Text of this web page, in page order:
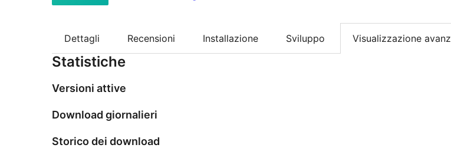
Dettagli Recensioni Installazione Sviluppo Visualizzazione
Statistiche
Versioni attive
Download giornalieri
Storico dei download